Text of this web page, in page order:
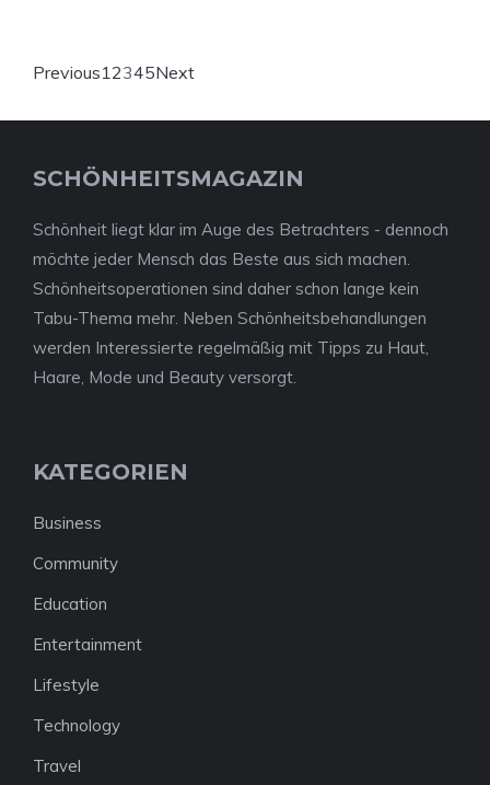
Previous12345Next
SCHÖNHEITSMAGAZIN
Schönheit liegt klar im Auge des Betrachters - dennoch
möchte jeder Mensch das Beste aus sich machen.
Schönheitsoperationen sind daher schon lange kein
Tabu-Thema mehr. Neben Schönheitsbehandlungen
werden Interessierte regelmäßig mit Tipps zu Haut,
Haare, Mode und Beauty versorgt.
KATEGORIEN
Business
Community
Education
Entertainment
Lifestyle
Technology
Travel